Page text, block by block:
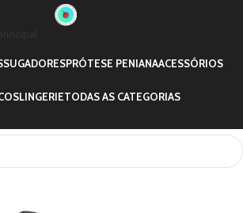
SUGADORESPRÓTESE PENIANAACESSÓRIOS
LINGERIETODAS AS CATEGORIAS